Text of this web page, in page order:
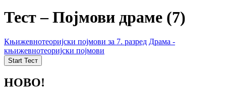
Тест – Појмови драме (7)
Књижевнотеоријски појмови за 7. разред Драма -
књижевнотеоријски појмови
НОВО!